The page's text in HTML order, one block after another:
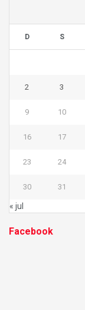
D S
2 3
9 10
16 17
23 24
30 31
« jul
Facebook